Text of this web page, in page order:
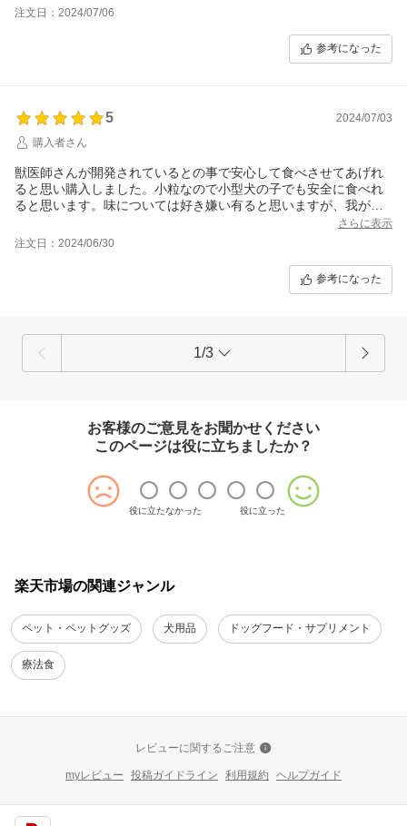
注文日：2024/07/06
参考になった
5
2024/07/03
購入者さん
獣医師さんが開発されているとの事で安心して食べさせてあげれ
ると思い購入しました。小粒なので小型犬の子でも安全に食べれ
ると思います。味については好き嫌い有ると思いますが、我が家
さらに表示
注文日：2024/06/30
参考になった
1/3
お客様のご意見をお聞かせください
このページは役に立ちましたか？
役に立たなかった 役に立った
楽天市場の関連ジャンル
ペット・ペットグッズ 犬用品 ドッグフード・サプリメント
療法食
レビューに関するご注意
myレビュー 投稿ガイドライン 利用規約 ヘルプガイド